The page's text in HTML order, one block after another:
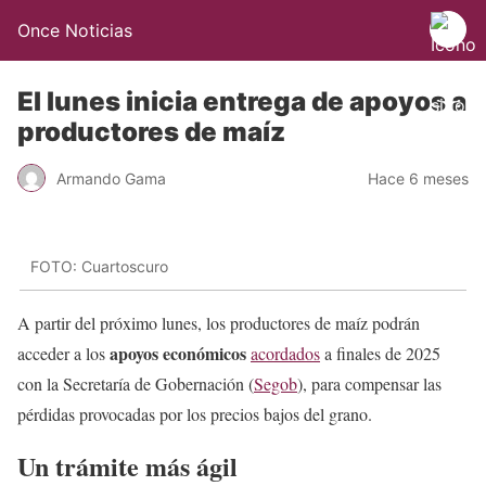
Once Noticias
El lunes inicia entrega de apoyos a
productores de maíz
Armando Gama Hace 6 meses
FOTO: Cuartoscuro
A partir del próximo lunes, los productores de maíz podrán
acceder a losapoyoseconómicosacordadosa finales de 2025
con la Secretaría de Gobernación (Segob), para compensar las
pérdidas provocadas por los precios bajos del grano.
Un trámite más ágil